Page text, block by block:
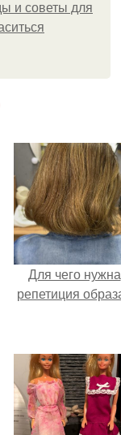
и советы для
Для чего нужна
репетиция